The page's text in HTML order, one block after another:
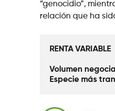
“genocidio”,
relación que ha
RENTA VARIABLE
Volumen
Especie más